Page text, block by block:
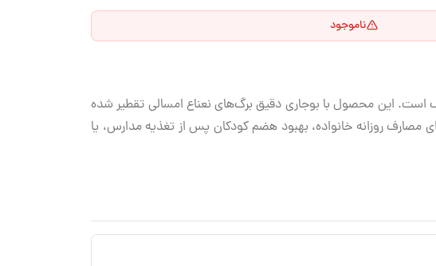
ناموجود
است. این محصول با بوجاری دقیق برگ‌های نعناع امسالی تقطیر شده
مصارف روزانه خانواده، بهبود هضم کودکان پس از تغذیه مدارس، یا